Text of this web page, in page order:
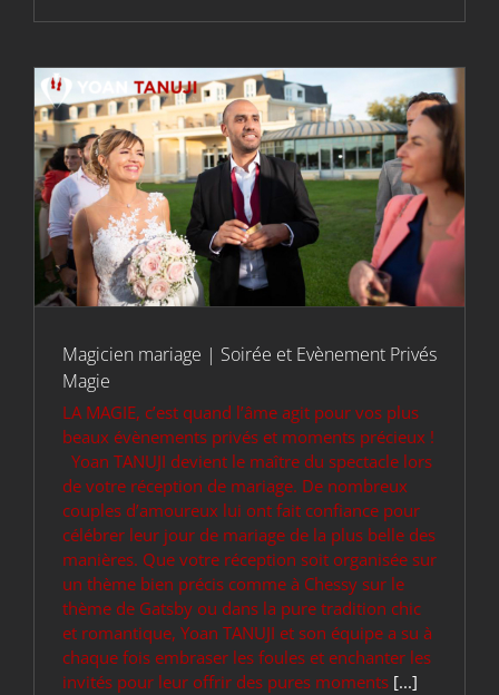
Magicien mariage | Soirée et Evènement Privés
Magie
LA MAGIE, c’est quand l’âme agit pour vos plus
beaux évènements privés et moments précieux !
Yoan TANUJI devient le maître du spectacle lors
de votre réception de mariage. De nombreux
couples d’amoureux lui ont fait confiance pour
célébrer leur jour de mariage de la plus belle des
manières. Que votre réception soit organisée sur
un thème bien précis comme à Chessy sur le
thème de Gatsby ou dans la pure tradition chic
et romantique, Yoan TANUJI et son équipe a su à
chaque fois embraser les foules et enchanter les
invités pour leur offrir des pures moments [...]